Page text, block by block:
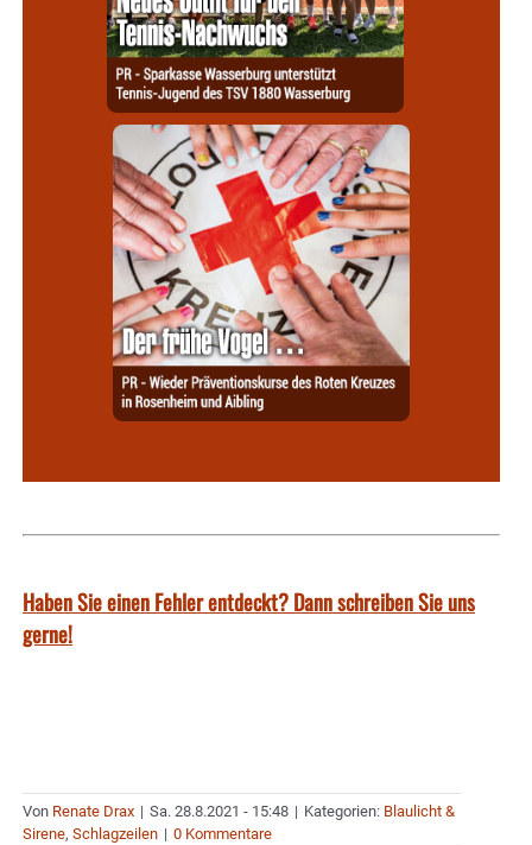
Haben Sie einen Fehler entdeckt? Dann schreiben Sie uns
gerne!
Von Renate Drax | Sa. 28.8.2021 - 15:48 | Kategorien: Blaulicht &
Sirene, Schlagzeilen | 0 Kommentare